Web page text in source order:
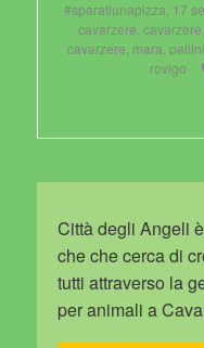
on
#sparatiunapizza 17
cavarzere cavarzere
cavarzere mara
rovigo
Città degli Angeli
che che cerca di
tutti attraverso la
per animali a